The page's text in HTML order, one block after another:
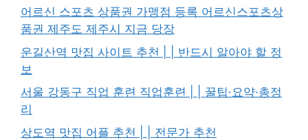
어르신 스포츠 상품권 가맹점 등록 어르신스포츠상
품권 제주도 제주시 지금 당장
운길산역 맛집 사이트 추천 | | 반드시 알아야 할 정
보
서울 강동구 직업 훈련 직업훈련 | | 꿀팁·요약·총정
리
상도역 맛집 어플 추천 | | 전문가 추천